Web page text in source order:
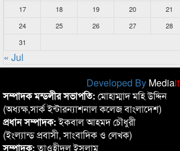
17
18 19 20 21
24
25 26 27 28
31
« Jul
Developed By Mediait
সম্পাদক মন্ডলীর সভাপতি: মোহাম্মাদ মহি উদ্দিন
(অধ্যক্ষ,সার্ক ইন্টারন্যাশনাল কলেজ বাংলাদেশ)
প্রধান সম্পাদক:ইকবাল আহমদ চৌধুরী
(ইংল্যান্ড প্রবাসী, সাংবাদিক ও লেখক)
সম্পাদক:তাওহীদুল ইসলাম